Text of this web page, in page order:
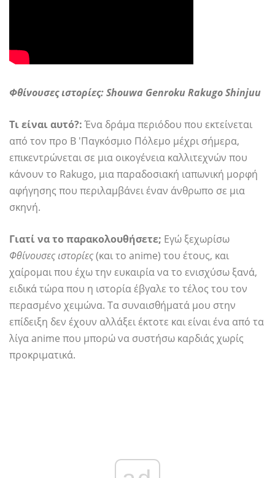
Φθίνουσες ιστορίες: Shouwa Genroku Rakugo Shinjuu
Τι είναι αυτό?:Ένα δράμα περιόδου που εκτείνεται
από τον προ Β 'Παγκόσμιο Πόλεμο μέχρι σήμερα,
επικεντρώνεται σε μια οικογένεια καλλιτεχνών που
κάνουν το Rakugo, μια παραδοσιακή ιαπωνική μορφή
αφήγησης που περιλαμβάνει έναν άνθρωπο σε μια
σκηνή.
Γιατί να το παρακολουθήσετε; Εγώ ξεχωρίσω
Φθίνουσες ιστορίες(και το anime) του έτους, και
χαίρομαι που έχω την ευκαιρία να το ενισχύσω ξανά,
ειδικά τώρα που η ιστορία έβγαλε το τέλος του τον
περασμένο χειμώνα. Τα συναισθήματά μου στην
επίδειξη δεν έχουν αλλάξει έκτοτε και είναι ένα από τα
λίγα anime που μπορώ να συστήσω καρδιάς χωρίς
προκριματικά.